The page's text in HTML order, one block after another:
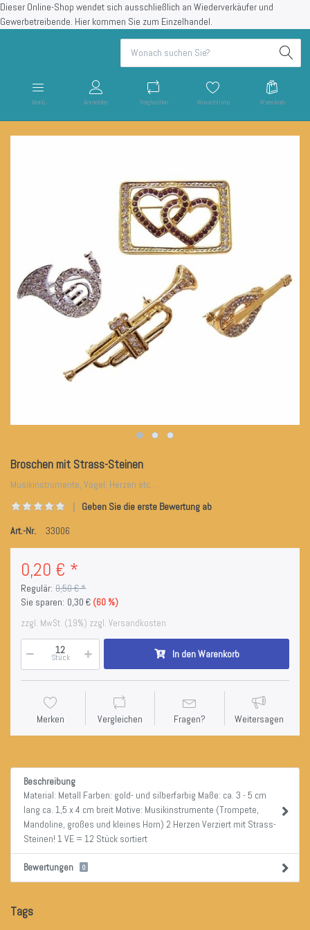
Dieser Online-Shop wendet sich ausschließlich an Wiederverkäufer und
Gewerbetreibende. Hier kommen Sie zum Einzelhandel.
Menü Anmelden Vergleichen Wunschliste Warenkorb
Broschen mit Strass-Steinen
Musikinstrumente, Vögel, Herzen etc...
Geben Sie die erste Bewertung ab
Art.-Nr.
33006
0,20 € *
Regulär: 0,50 € *
Sie sparen: 0,30 € (60 %)
zzgl. MwSt. (19%) zzgl. Versandkosten
Stück In den Warenkorb
Merken Vergleichen Fragen? Weitersagen
Beschreibung
Material: Metall Farben: gold- und silberfarbig Maße: ca. 3 - 5 cm
lang ca. 1,5 x 4 cm breit Motive: Musikinstrumente (Trompete,
Mandoline, großes und kleines Horn) 2 Herzen Verziert mit Strass-
Steinen! 1 VE = 12 Stück sortiert
Bewertungen 0
Tags